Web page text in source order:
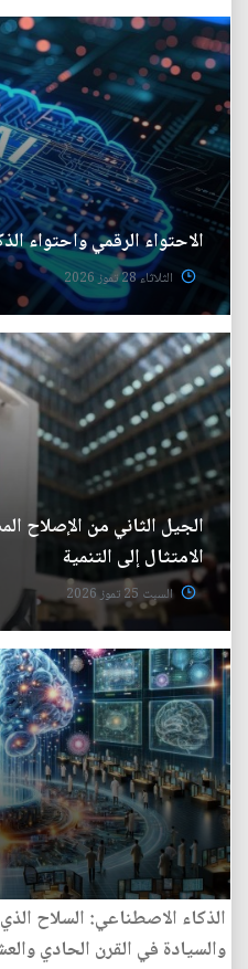
الاحتواء الرقمي واحتواء
الثلاثاء 28 تموز 2026
الجيل الثاني من الإصلاح
الامتثال إلى التنمية
السبت 25 تموز 2026
الذكاء الاصطناعي: السلاح
والسيادة في القرن الحادي